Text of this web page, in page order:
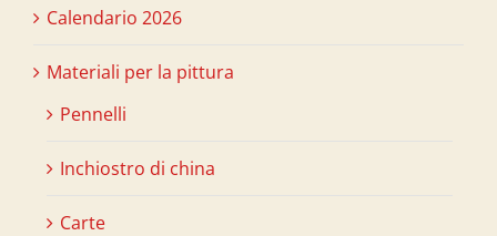
Calendario 2026
Materiali per la pittura
Pennelli
Inchiostro di china
Carte